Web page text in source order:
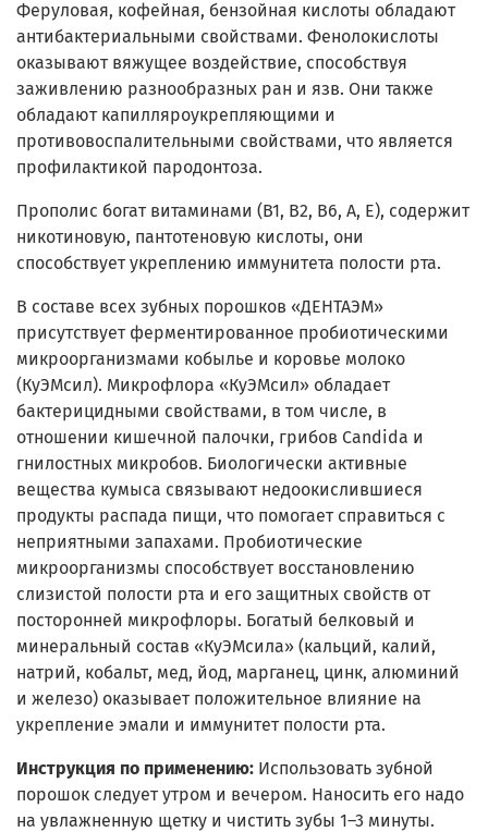
Феруловая, кофейная, бензойная кислоты обладают
антибактериальными свойствами. Фенолокислоты
оказывают вяжущее воздействие, способствуя
заживлению разнообразных ран и язв. Они также
обладают капилляроукрепляющими и
противовоспалительными свойствами, что является
профилактикой пародонтоза.
Прополис богат витаминами (B1, В2, В6, А, Е), содержит
никотиновую, пантотеновую кислоты, они
способствует укреплению иммунитета полости рта.
В составе всех зубных порошков «ДЕНТАЭМ»
присутствует ферментированное пробиотическими
микроорганизмами кобылье и коровье молоко
(КуЭМсил). Микрофлора «КуЭМсил» обладает
бактерицидными свойствами, в том числе, в
отношении кишечной палочки, грибов Candida и
гнилостных микробов. Биологически активные
вещества кумыса связывают недоокислившиеся
продукты распада пищи, что помогает справиться с
неприятными запахами. Пробиотические
микроорганизмы способствует восстановлению
слизистой полости рта и его защитных свойств от
посторонней микрофлоры. Богатый белковый и
минеральный состав «КуЭМсила» (кальций, калий,
натрий, кобальт, мед, йод, марганец, цинк, алюминий
и железо) оказывает положительное влияние на
укрепление эмали и иммунитет полости рта.
Инструкция по применению: Использовать зубной
порошок следует утром и вечером. Наносить его надо
на увлажненную щетку и чистить зубы 1–3 минуты.